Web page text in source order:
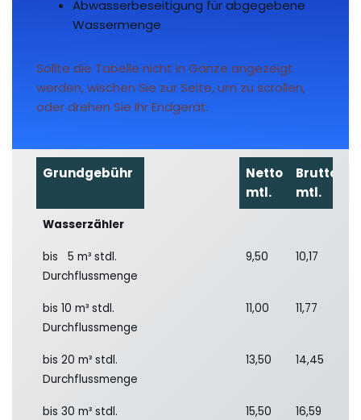
Abwasserbeseitigung für abgegebene
Wassermenge
Sollte die Tabelle nicht in Gänze angezeigt
werden, wischen Sie zur Seite, um zu scrollen,
oder drehen Sie Ihr Endgerät.
Grundgebühr
Netto
mtl. 
Brutto
mtl. 
Wasserzähler
bis 5 m³ stdl.
Durchflussmenge
9,50 10,17
bis 10 m³ stdl.
Durchflussmenge
11,00 11,77
bis 20 m³ stdl.
Durchflussmenge
13,50 14,45
bis 30 m³ stdl.
15,50 16,59